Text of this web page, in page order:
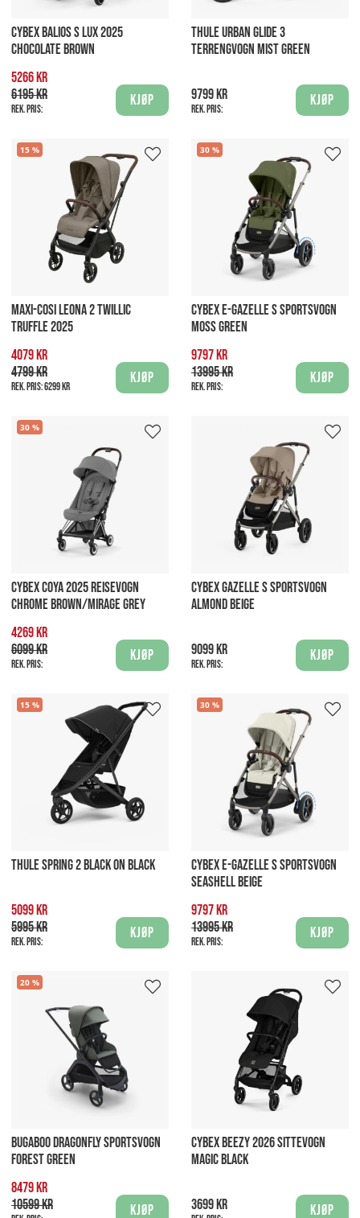
CYBEX BALIOS S LUX 2025
CHOCOLATE BROWN
5266 kr
6195 kr
Rek. pris:
Kjøp
THULE URBAN GLIDE 3
TERRENGVOGN MIST GREEN
9799 kr
Rek. pris:
Kjøp
15
MAXI-COSI LEONA 2 TWILLIC
TRUFFLE 2025
4079 kr
4799 kr
Rek. pris:6299 kr
Kjøp
30
CYBEX E-GAZELLE S SPORTSVOGN
MOSS GREEN
9797 kr
13995 kr
Rek. pris:
Kjøp
30
CYBEX COYA 2025 REISEVOGN
CHROME BROWN/MIRAGE GREY
4269 kr
6099 kr
Rek. pris:
Kjøp
CYBEX GAZELLE S SPORTSVOGN
ALMOND BEIGE
9099 kr
Rek. pris:
Kjøp
15
THULE SPRING 2 BLACK ON BLACK
5099 kr
5995 kr
Rek. pris:
Kjøp
30
CYBEX E-GAZELLE S SPORTSVOGN
SEASHELL BEIGE
9797 kr
13995 kr
Rek. pris:
Kjøp
20
BUGABOO DRAGONFLY SPORTSVOGN
FOREST GREEN
8479 kr
10599 kr
Kjøp
CYBEX BEEZY 2026 SITTEVOGN
MAGIC BLACK
3699 kr Kjøp